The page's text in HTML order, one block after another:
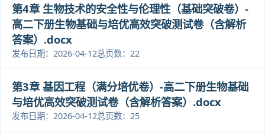
第4章 生物技术的安全性与伦理性（基础突破卷）-
高二下册生物基础与培优高效突破测试卷（含解析
答案）.docx
发布日期：2026-04-12总页数：22
第3章 基因工程（满分培优卷）-高二下册生物基础
与培优高效突破测试卷（含解析答案）.docx
发布日期：2026-04-12总页数：25